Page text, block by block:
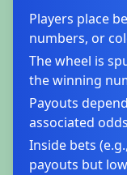
Players place
numbers, or
The wheel is
the winning
Payouts
associated odds
Inside bets
payouts but